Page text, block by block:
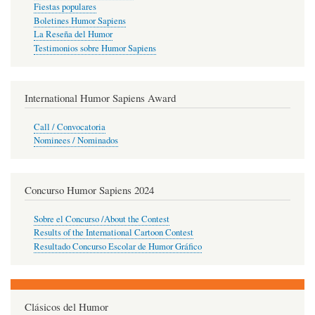
Fiestas populares
Boletines Humor Sapiens
La Reseña del Humor
Testimonios sobre Humor Sapiens
International Humor Sapiens Award
Call / Convocatoria
Nominees / Nominados
Concurso Humor Sapiens 2024
Sobre el Concurso /About the Contest
Results of the International Cartoon Contest
Resultado Concurso Escolar de Humor Gráfico
Clásicos del Humor